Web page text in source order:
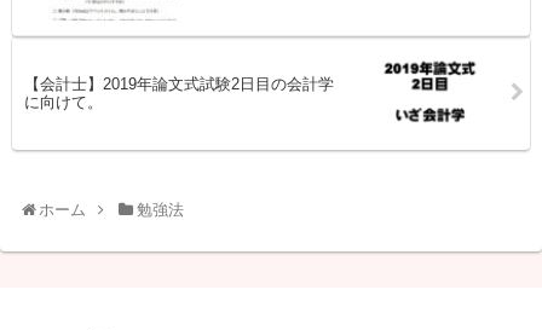
【会計士】2019年論文式試験2日目の会計学
に向けて。
ホーム 勉強法